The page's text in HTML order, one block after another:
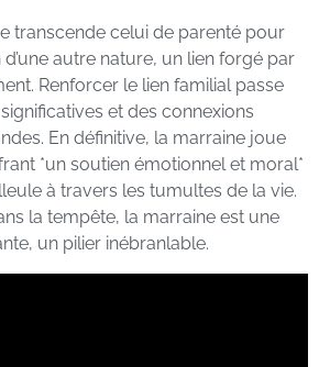
transcende celui de parenté pour
d’une autre nature, un lien forgé par
Renforcer le lien familial passe
et des connexions
En définitive, la marraine joue
*un soutien émotionnel et moral*
à travers les tumultes de la vie.
la tempête, la marraine est une
un pilier inébranlable.